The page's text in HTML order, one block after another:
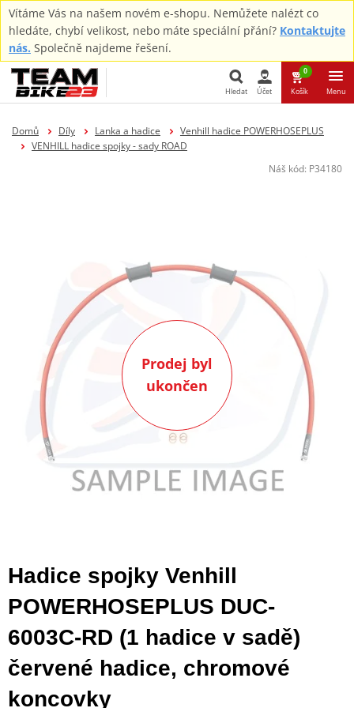
Vítáme Vás na našem novém e-shopu. Nemůžete nalézt co
hledáte, chybí velikost, nebo máte speciální přání? Kontaktujte
nás. Společně najdeme řešení.
Hledat
Hledat Účet
0
Košík Menu
Domů Díly Lanka a hadice
Venhill hadice POWERHOSEPLUS
VENHILL hadice spojky - sady ROAD
Náš kód: P34180
Prodej byl
ukončen
Hadice spojky Venhill
POWERHOSEPLUS DUC-
6003C-RD (1 hadice v sadě)
červené hadice, chromové
koncovky